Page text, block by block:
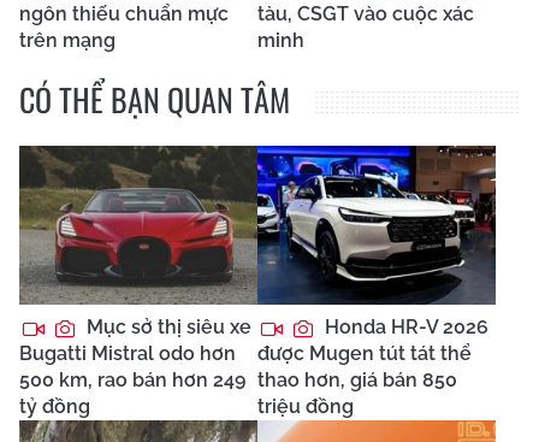
ngôn thiếu chuẩn mực
trên mạng
tàu, CSGT vào cuộc xác
minh
CÓ THỂ BẠN QUAN TÂM
Mục sở thị siêu xe
Bugatti Mistral odo hơn
500 km, rao bán hơn 249
tỷ đồng
Honda HR-V 2026
được Mugen tút tát thể
thao hơn, giá bán 850
triệu đồng